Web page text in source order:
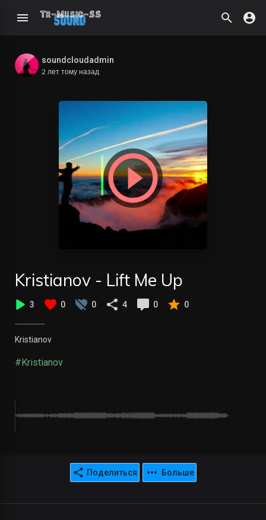
soundcloudadmin
2 лет тому назад
Kristianov - Lift Me Up
3 0 0 4 0 0
Kristianov
#Kristianov
Поделиться Больше